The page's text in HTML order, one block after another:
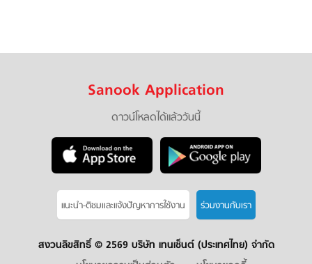
Sanook Application
ดาวน์โหลดได้แล้ววันนี้
แนะนำ-ติชมเเละแจ้งปัญหาการใช้งาน ร่วมงานกับเรา
สงวนลิขสิทธิ์ © 2569 บริษัท เทนเซ็นต์ (ประเทศไทย) จำกัด